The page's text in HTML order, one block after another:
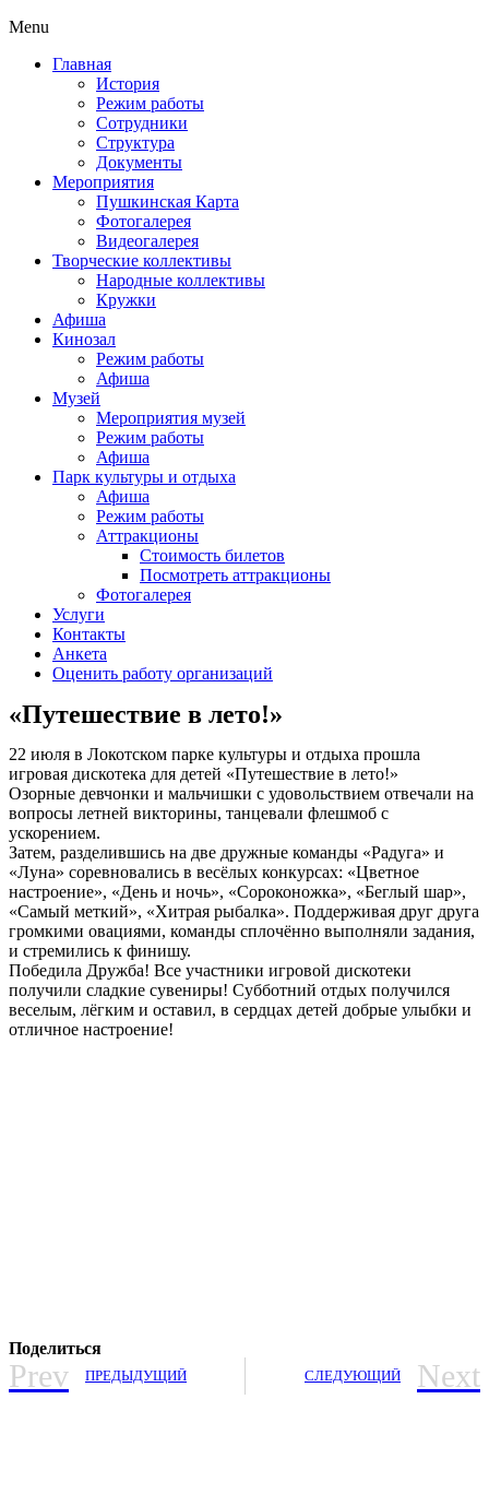
Menu
Главная
История
Режим работы
Сотрудники
Структура
Документы
Мероприятия
Пушкинская Карта
Фотогалерея
Видеогалерея
Творческие коллективы
Народные коллективы
Кружки
Афиша
Кинозал
Режим работы
Афиша
Музей
Мероприятия музей
Режим работы
Афиша
Парк культуры и отдыха
Афиша
Режим работы
Аттракционы
Стоимость билетов
Посмотреть аттракционы
Фотогалерея
Услуги
Контакты
Анкета
Оценить работу организаций
«Путешествие в лето!»
22 июля в Локотском парке культуры и отдыха прошла
игровая дискотека для детей «Путешествие в лето!»
Озорные девчонки и мальчишки с удовольствием отвечали на
вопросы летней викторины, танцевали флешмоб с
ускорением.
Затем, разделившись на две дружные команды «Радуга» и
«Луна» соревновались в весёлых конкурсах: «Цветное
настроение», «День и ночь», «Сороконожка», «Беглый шар»,
«Самый меткий», «Хитрая рыбалка». Поддерживая друг друга
громкими овациями, команды сплочённо выполняли задания,
и стремились к финишу.
Победила Дружба! Все участники игровой дискотеки
получили сладкие сувениры! Субботний отдых получился
веселым, лёгким и оставил, в сердцах детей добрые улыбки и
отличное настроение!
Поделиться
Prev ПРЕДЫДУЩИЙ СЛЕДУЮЩИЙ Next